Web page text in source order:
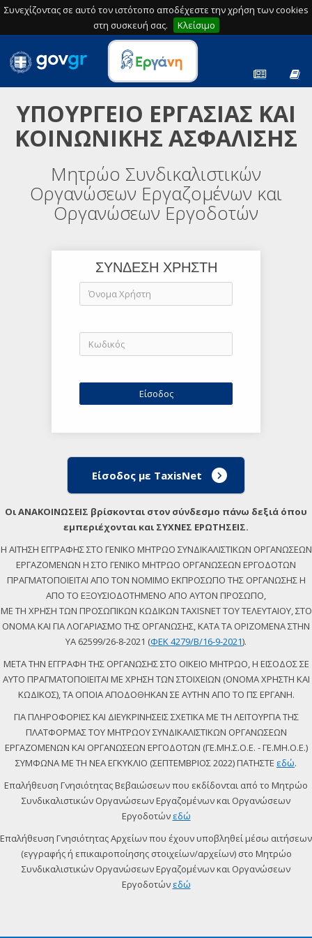
Συνεχίζοντας σε αυτό τον ιστότοπο αποδέχεστε την χρήση των cookies
στη συσκευή σας.
Κλείσιμο
ΥΠΟΥΡΓΕΙΟ ΕΡΓΑΣΙΑΣ ΚΑΙ
ΚΟΙΝΩΝΙΚΗΣ ΑΣΦΑΛΙΣΗΣ
Μητρώο Συνδικαλιστικών
Οργανώσεων Εργαζομένων και
Οργανώσεων Εργοδοτών
ΣΥΝΔΕΣΗ ΧΡΗΣΤΗ
Είσοδος με TaxisNet
Οι ΑΝΑΚΟΙΝΩΣΕΙΣ βρίσκονται στον σύνδεσμο πάνω δεξιά όπου
εμπεριέχονται και ΣΥΧΝΕΣ ΕΡΩΤΗΣΕΙΣ.
Η ΑΙΤΗΣΗ ΕΓΓΡΑΦΗΣ ΣΤΟ ΓΕΝΙΚΟ ΜΗΤΡΩΟ ΣΥΝΔΙΚΑΛΙΣΤΙΚΩΝ ΟΡΓΑΝΩΣΕΩΝ
ΕΡΓΑΖΟΜΕΝΩΝ Η ΣΤΟ ΓΕΝΙΚΟ ΜΗΤΡΩΟ ΟΡΓΑΝΩΣΕΩΝ ΕΡΓΟΔΟΤΩΝ
ΠΡΑΓΜΑΤΟΠΟΙΕΙΤΑΙ ΑΠΟ ΤΟΝ ΝΟΜΙΜΟ ΕΚΠΡΟΣΩΠΟ ΤΗΣ ΟΡΓΑΝΩΣΗΣ Η
ΑΠΟ ΤΟ ΕΞΟΥΣΙΟΔΟΤΗΜΕΝΟ ΑΠΟ ΑΥΤΟΝ ΠΡΟΣΩΠΟ,
ΜΕ ΤΗ ΧΡΗΣΗ ΤΩΝ ΠΡΟΣΩΠΙΚΩΝ ΚΩΔΙΚΩΝ TAXISNET ΤΟΥ ΤΕΛΕΥΤΑΙΟΥ, ΣΤΟ
ΟΝΟΜΑ ΚΑΙ ΓΙΑ ΛΟΓΑΡΙΑΣΜΟ ΤΗΣ ΟΡΓΑΝΩΣΗΣ, ΚΑΤΑ ΤΑ ΟΡΙΖΟΜΕΝΑ ΣΤΗΝ
ΥΑ 62599/26-8-2021 (ΦΕΚ 4279/Β/16-9-2021).
ΜΕΤΑ ΤΗΝ ΕΓΓΡΑΦΗ ΤΗΣ ΟΡΓΑΝΩΣΗΣ ΣΤΟ ΟΙΚΕΙΟ ΜΗΤΡΩΟ, Η ΕΙΣΟΔΟΣ ΣΕ
ΑΥΤΟ ΠΡΑΓΜΑΤΟΠΟΙΕΙΤΑΙ ΜΕ ΧΡΗΣΗ ΤΩΝ ΣΤΟΙΧΕΙΩΝ (ΟΝΟΜΑ ΧΡΗΣΤΗ ΚΑΙ
ΚΩΔΙΚΟΣ), ΤΑ ΟΠΟΙΑ ΑΠΟΔΟΘΗΚΑΝ ΣΕ ΑΥΤΗΝ ΑΠΟ ΤΟ ΠΣ ΕΡΓΑΝΗ.
ΓΙΑ ΠΛΗΡΟΦΟΡΙΕΣ ΚΑΙ ΔΙΕΥΚΡΙΝΗΣΕΙΣ ΣΧΕΤΙΚΑ ΜΕ ΤΗ ΛΕΙΤΟΥΡΓΙΑ ΤΗΣ
ΠΛΑΤΦΟΡΜΑΣ ΤΟΥ ΜΗΤΡΩΟΥ ΣΥΝΔΙΚΑΛΙΣΤΙΚΩΝ ΟΡΓΑΝΩΣΕΩΝ
ΕΡΓΑΖΟΜΕΝΩΝ ΚΑΙ ΟΡΓΑΝΩΣΕΩΝ ΕΡΓΟΔΟΤΩΝ (ΓΕ.ΜΗ.Σ.Ο.Ε. - ΓΕ.ΜΗ.Ο.Ε.)
ΣΥΜΦΩΝΑ ΜΕ ΤΗ ΝΕΑ ΕΓΚΥΚΛΙΟ (ΣΕΠΤΕΜΒΡΙΟΣ 2022) ΠΑΤΗΣΤΕ εδώ.
Επαλήθευση Γνησιότητας Βεβαιώσεων που εκδίδονται από το Μητρώο
Συνδικαλιστικών Οργανώσεων Εργαζομένων και Οργανώσεων
Εργοδοτών εδώ
Επαλήθευση Γνησιότητας Αρχείων που έχουν υποβληθεί μέσω αιτήσεων
(εγγραφής ή επικαιροποίησης στοιχείων/αρχείων) στο Μητρώο
Συνδικαλιστικών Οργανώσεων Εργαζομένων και Οργανώσεων
Εργοδοτών εδώ